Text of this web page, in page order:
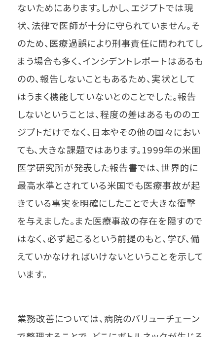
ないためにあります。しかし、エジプトでは現
状、法律で医師が十分に守られていません。そ
のため、医療過誤により刑事責任に問われてし
まう場合も多く、インシデントレポートはあるも
のの、報告しないこともあるため、実状として
はうまく機能していないとのことでした。報告
しないということは、程度の差はあるもののエ
ジプトだけでなく、日本やその他の国々におい
ても、大きな課題ではあります。1999年の米国
医学研究所が発表した報告書では、世界的に
最高水準とされている米国でも医療事故が起
きている事実を明確にしたことで大きな衝撃
を与えました。また医療事故の存在を隠すので
はなく、必ず起こるという前提のもと、学び、備
えていかなければいけないということを示して
います。
業務改善については、病院のバリューチェーン